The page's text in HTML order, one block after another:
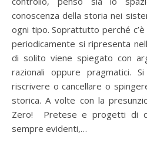
conoscenza della storia nei
ogni tipo. Soprattutto perché
periodicamente si ripresenta
di solito viene spiegato con
razionali oppure pragmatici.
riscrivere o cancellare o
storica. A volte con la
Zero! Pretese e progetti di
sempre evidenti,…